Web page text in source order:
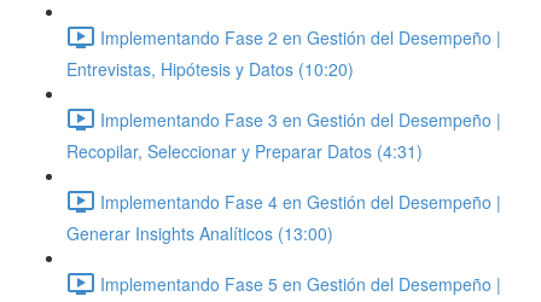
Implementando Fase 2 en Gestión del Desempeño |
Entrevistas, Hipótesis y Datos (10:20)
Implementando Fase 3 en Gestión del Desempeño |
Recopilar, Seleccionar y Preparar Datos (4:31)
Implementando Fase 4 en Gestión del Desempeño |
Generar Insights Analíticos (13:00)
Implementando Fase 5 en Gestión del Desempeño |